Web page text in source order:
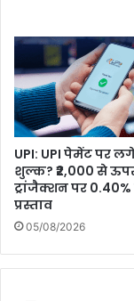
UPI: UPI पेमेंट पर
शुल्क? ₹2,000 से
ट्रांजैक्शन पर
प्रस्ताव
05/08/2026